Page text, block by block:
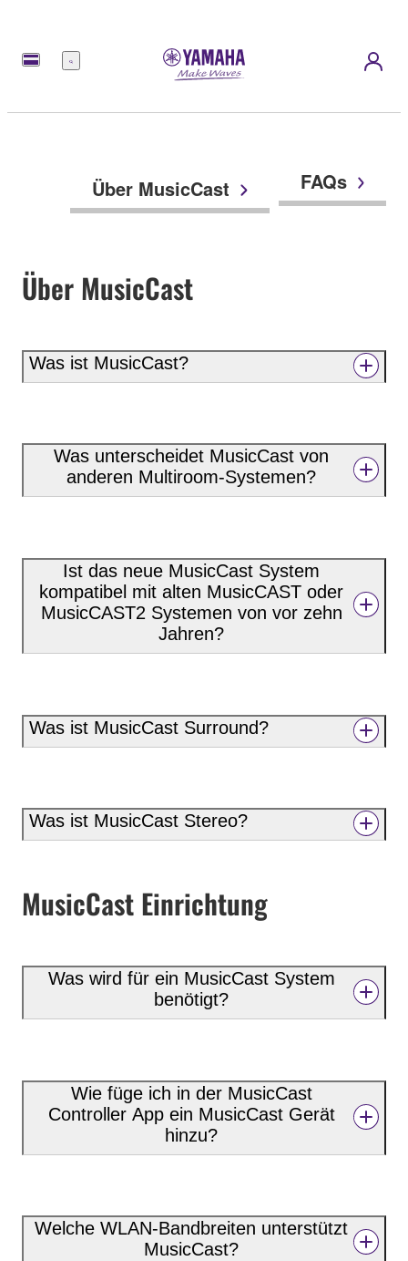
Menü
FAQs
Über MusicCast
Über MusicCast
Was ist MusicCast?
Was unterscheidet MusicCast von
anderen Multiroom-Systemen?
Ist das neue MusicCast System
kompatibel mit alten MusicCAST oder
MusicCAST2 Systemen von vor zehn
Jahren?
Was ist MusicCast Surround?
Was ist MusicCast Stereo?
MusicCast Einrichtung
Was wird für ein MusicCast System
benötigt?
Wie füge ich in der MusicCast
Controller App ein MusicCast Gerät
hinzu?
Welche WLAN-Bandbreiten unterstützt
MusicCast?